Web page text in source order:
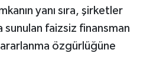
yanı sıra, şirketler
faizsiz finansman
özgürlüğüne